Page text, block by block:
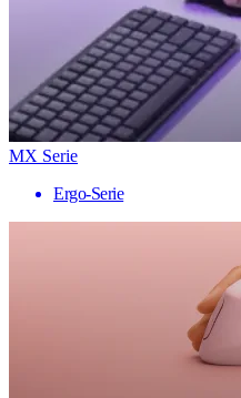
MX Serie
Ergo-Serie